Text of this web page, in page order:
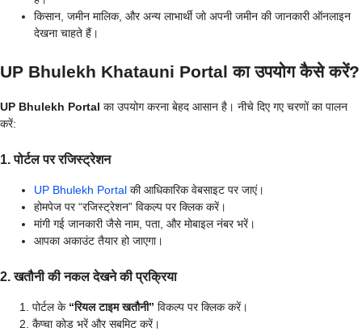
किसान, जमीन मालिक, और अन्य लाभार्थी जो अपनी जमीन की जानकारी ऑनलाइन
देखना चाहते हैं।
UP Bhulekh Khatauni Portal का उपयोग कैसे करें?
UP Bhulekh Portal का उपयोग करना बेहद आसान है। नीचे दिए गए चरणों का पालन
करें:
1. पोर्टल पर रजिस्ट्रेशन
UP Bhulekh Portal की आधिकारिक वेबसाइट पर जाएं।
होमपेज पर “रजिस्ट्रेशन” विकल्प पर क्लिक करें।
मांगी गई जानकारी जैसे नाम, पता, और मोबाइल नंबर भरें।
आपका अकाउंट तैयार हो जाएगा।
2. खतौनी की नकल देखने की प्रक्रिया
पोर्टल के “रियल टाइम खतौनी” विकल्प पर क्लिक करें।
कैप्चा कोड भरें और सबमिट करें।